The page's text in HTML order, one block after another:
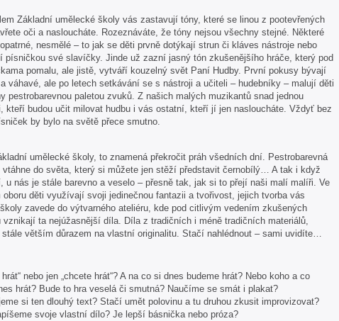
Základní umělecké školy vás zastavují tóny, které se linou z pootevřených
oči a nasloucháte. Rozeznáváte, že tóny nejsou všechny stejné. Některé
nesmělé – to jak se děti prvně dotýkají strun či kláves nástroje nebo
písničkou své slavíčky. Jinde už zazní jasný tón zkušenějšího hráče, který pod
pomalu, ale jistě, vytváří kouzelný svět Paní Hudby. První pokusy bývají
váhavé, ale po letech setkávání se s nástroji a učiteli – hudebníky – malují děti
pestrobarevnou paletou zvuků. Z našich malých muzikantů snad jednou
kteří budou učit milovat hudbu i vás ostatní, kteří jí jen nasloucháte. Vždyť bez
by bylo na světě přece smutno.
umělecké školy, to znamená překročit práh všedních dní. Pestrobarevná
vtáhne do světa, který si můžete jen stěží představit černobílý… A tak i když
u nás je stále barevno a veselo – přesně tak, jak si to přejí naši malí malíři. Ve
oboru děti využívají svoji jedinečnou fantazii a tvořivost, jejich tvorba vás
zavede do výtvarného ateliéru, kde pod citlivým vedením zkušených
vznikají ta nejúžasnější díla. Díla z tradičních i méně tradičních materiálů,
stále větším důrazem na vlastní originalitu. Stačí nahlédnout – sami uvidíte…
nebo jen „chcete hrát“? A na co si dnes budeme hrát? Nebo koho a co
hrát? Bude to hra veselá či smutná? Naučíme se smát i plakat?
si ten dlouhý text? Stačí umět polovinu a tu druhou zkusit improvizovat?
svoje vlastní dílo? Je lepší básnička nebo próza?